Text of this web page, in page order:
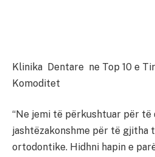
Klinika Dentare ne Top 10 e
Komoditet
“Ne jemi të përkushtuar për të
jashtëzakonshme për të gjitha
ortodontike. Hidhni hapin e